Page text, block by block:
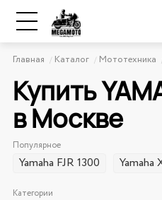
Главная Каталог Мототехника
Купить
в Москве
Популярное
Yamaha FJR 1300 Yamaha
Категории